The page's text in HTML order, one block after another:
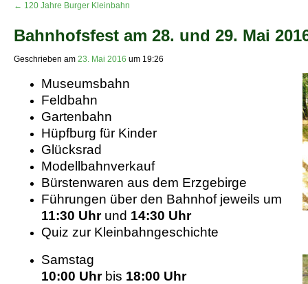
← 120 Jahre Burger Kleinbahn
Bahnhofsfest am 28. und 29. Mai
Geschrieben am 23. Mai 2016 um 19:26
Museumsbahn
Feldbahn
Gartenbahn
Hüpfburg für Kinder
Glücksrad
Modellbahnverkauf
Bürstenwaren aus dem Erzgebirge
Führungen über den Bahnhof jeweils um
11:30 Uhrund 14:30 Uhr
Quiz zur Kleinbahngeschichte
Samstag
10:00 Uhrbis 18:00 Uhr